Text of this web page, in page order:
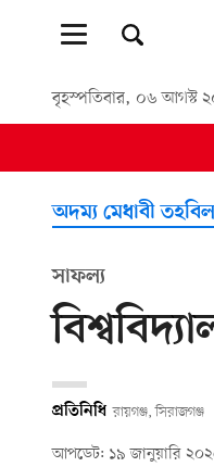
বৃহস্পতিবার, ০৬ আগস্ট
অদম্য মেধাবী তহবিল
সাফল্য
প্রতিনিধি রায়গঞ্জ, সিরাজগঞ্জ
আপডেট: ১৯ জানুয়ারি